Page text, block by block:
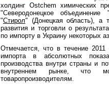
холдинг Ostchem химических
"Северодонецкое объединение "
"Стирол" (Донецкая область), а
развития и торговли о
по импорту в Украину некоторых
Отмечается, что в течение
импорта в абсолютных
производства внутри страны и
внутреннем рынке, что
товаропроизводителям.